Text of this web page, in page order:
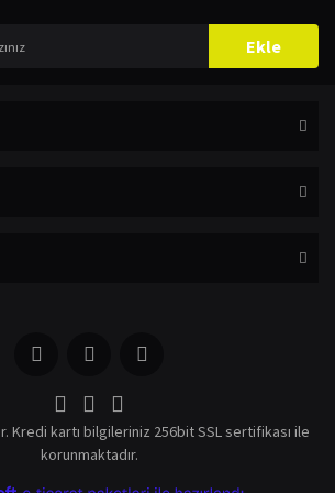
daha pahalı.
Ekle
Kredi kartı bilgileriniz 256bit SSL sertifikası ile
korunmaktadır.